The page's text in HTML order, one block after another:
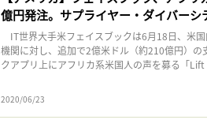
億円発注。サプライヤー・ダイバーシ
IT世界大手米フェイスブックは6月18日、米
機関に対し、追加で2億米ドル（約210億円）の
クアプリ上にアフリカ系米国人の声を募る「
2020/06/23